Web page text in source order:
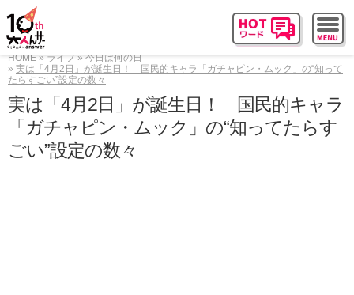
HOME ライフ
今日は何の日
実は「4月2日」が誕生日！ 国民的キャラ「ガチャピン・ムック」の“知って
たらすごい”設定の数々
実は「4月2日」が誕生日！ 国民的キャラ
「ガチャピン・ムック」の“知ってたらす
ごい”設定の数々